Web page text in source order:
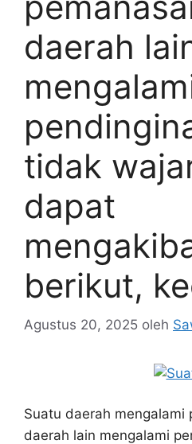
daerah
tidak
dapat
berikut,
Agustus 20, 2025 oleh
Suatu daerah mengalami
daerah lain mengalami